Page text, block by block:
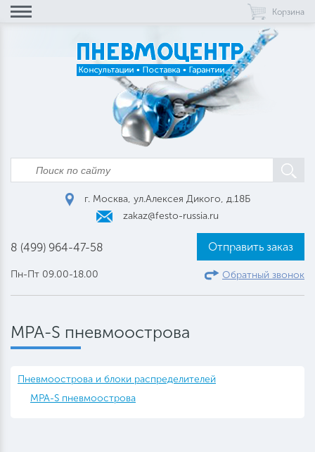
Корзина
г. Москва, ул.Алексея Дикого, д.18Б
zakaz@festo-russia.ru
8 (499) 964-47-58
Пн-Пт 09.00-18.00
Отправить заказ
Обратный звонок
MPA-S пневмоострова
Пневмоострова и блоки распределителей
MPA-S пневмоострова